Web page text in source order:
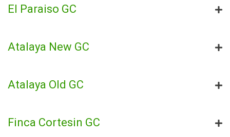
El Paraiso GC
Atalaya New GC
Atalaya Old GC
Finca Cortesin GC